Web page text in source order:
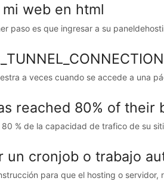
web en html
paso es que ingresar a su
a veces cuando se accede a una
reached 80% of their
% de la capacidad de trafico de su
un cronjob o trabajo
para que el hosting o servidor,